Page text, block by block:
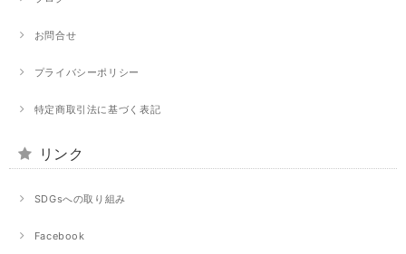
お問合せ
プライバシーポリシー
特定商取引法に基づく表記
リンク
SDGsへの取り組み
Facebook